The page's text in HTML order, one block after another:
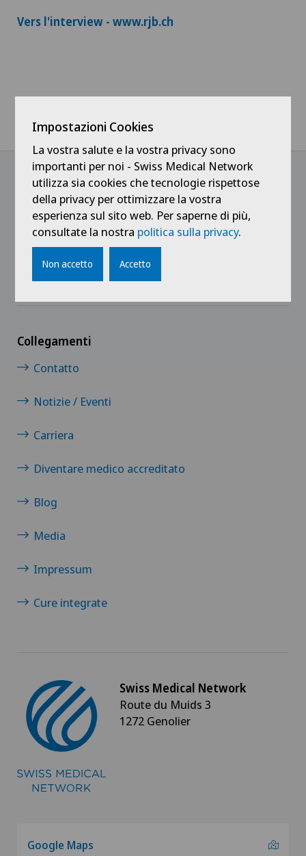
Vers l'interview - www.rjb.ch
La Matinale RJB avec notre spécialiste en santé sexuelle
@Ricevi tutte le ultime novità
Collegamenti
Contatto
Notizie / Eventi
Carriera
Diventare medico accreditato
Blog
Media
Impressum
Cure integrate
Swiss Medical Network
Route du Muids 3
1272 Genolier
Google Maps
Impostazioni Cookies
La vostra salute e la vostra privacy sono
importanti per noi - Swiss Medical Network
utilizza sia cookies che tecnologie rispettose
della privacy per ottimizzare la vostra
esperienza sul sito web. Per saperne di più,
consultate la nostra politica sulla privacy.
Non accetto Accetto